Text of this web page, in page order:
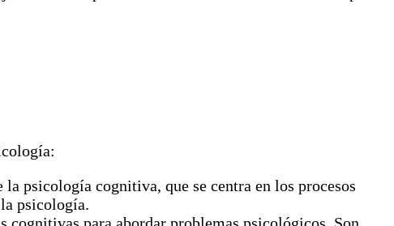
psicología cognitiva, que se centra en los procesos
psicología.
para abordar problemas psicológicos. Son